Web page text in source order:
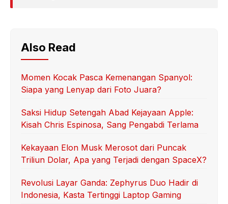
Also Read
Momen Kocak Pasca Kemenangan Spanyol:
Siapa yang Lenyap dari Foto Juara?
Saksi Hidup Setengah Abad Kejayaan Apple:
Kisah Chris Espinosa, Sang Pengabdi Terlama
Kekayaan Elon Musk Merosot dari Puncak
Triliun Dolar, Apa yang Terjadi dengan SpaceX?
Revolusi Layar Ganda: Zephyrus Duo Hadir di
Indonesia, Kasta Tertinggi Laptop Gaming